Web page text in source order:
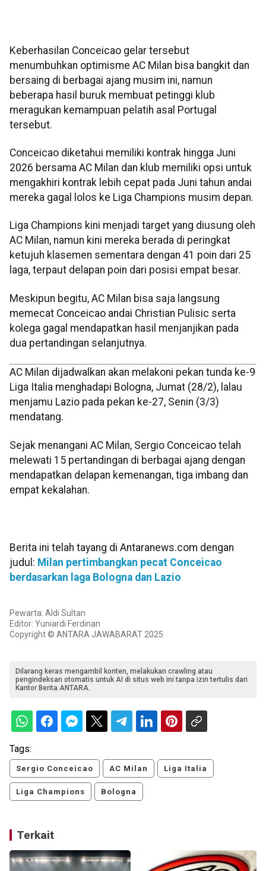
Keberhasilan Conceicao gelar tersebut
menumbuhkan optimisme AC Milan bisa bangkit dan
bersaing di berbagai ajang musim ini, namun
beberapa hasil buruk membuat petinggi klub
meragukan kemampuan pelatih asal Portugal
tersebut.
Conceicao diketahui memiliki kontrak hingga Juni
2026 bersama AC Milan dan klub memiliki opsi untuk
mengakhiri kontrak lebih cepat pada Juni tahun andai
mereka gagal lolos ke Liga Champions musim depan.
Liga Champions kini menjadi target yang diusung oleh
AC Milan, namun kini mereka berada di peringkat
ketujuh klasemen sementara dengan 41 poin dari 25
laga, terpaut delapan poin dari posisi empat besar.
Meskipun begitu, AC Milan bisa saja langsung
memecat Conceicao andai Christian Pulisic serta
kolega gagal mendapatkan hasil menjanjikan pada
dua pertandingan selanjutnya.
AC Milan dijadwalkan akan melakoni pekan tunda ke-9
Liga Italia menghadapi Bologna, Jumat (28/2), lalau
menjamu Lazio pada pekan ke-27, Senin (3/3)
mendatang.
Sejak menangani AC Milan, Sergio Conceicao telah
melewati 15 pertandingan di berbagai ajang dengan
mendapatkan delapan kemenangan, tiga imbang dan
empat kekalahan.
Berita ini telah tayang di Antaranews.com dengan
judul: Milan pertimbangkan pecat Conceicao
berdasarkan laga Bologna dan Lazio
Pewarta: Aldi Sultan
Editor: Yuniardi Ferdinan
Copyright © ANTARA JAWABARAT 2025
Dilarang keras mengambil konten, melakukan crawling atau
pengindeksan otomatis untuk AI di situs web ini tanpa izin tertulis dari
Kantor Berita ANTARA.
Tags:
Sergio Conceicao AC Milan Liga Italia
Liga Champions Bologna
Terkait